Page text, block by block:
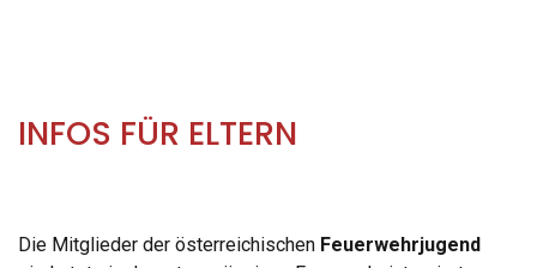
INFOS FÜR ELTERN
Die Mitglieder der österreichischen Feuerwehrjugend